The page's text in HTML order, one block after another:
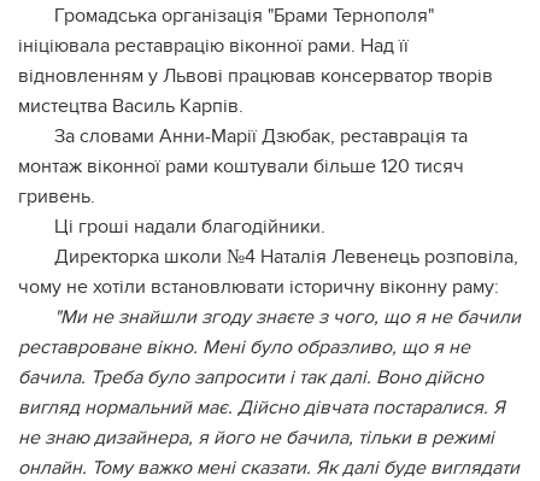
Громадська організація "Брами Тернополя"
ініціювала реставрацію віконної рами. Над її
відновленням у Львові працював консерватор творів
мистецтва Василь Карпів.
За словами Анни-Марії Дзюбак, реставрація та
монтаж віконної рами коштували більше 120 тисяч
гривень.
Ці гроші надали благодійники.
Директорка школи №4 Наталія Левенець розповіла,
чому не хотіли встановлювати історичну віконну раму:
"Ми не знайшли згоду знаєте з чого, що я не бачили
реставроване вікно. Мені було образливо, що я не
бачила. Треба було запросити і так далі. Воно дійсно
вигляд нормальний має. Дійсно дівчата постаралися. Я
не знаю дизайнера, я його не бачила, тільки в режимі
онлайн. Тому важко мені сказати. Як далі буде виглядати